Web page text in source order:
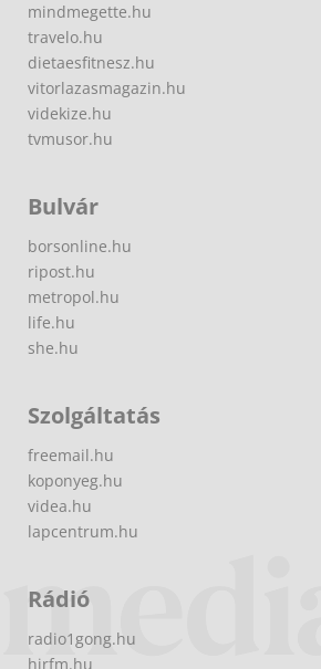
mindmegette.hu
travelo.hu
dietaesfitnesz.hu
vitorlazasmagazin.hu
videkize.hu
tvmusor.hu
Bulvár
borsonline.hu
ripost.hu
metropol.hu
life.hu
she.hu
Szolgáltatás
freemail.hu
koponyeg.hu
videa.hu
lapcentrum.hu
Rádió
radio1gong.hu
hirfm.hu